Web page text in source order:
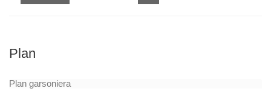
Plan
Plan garsoniera